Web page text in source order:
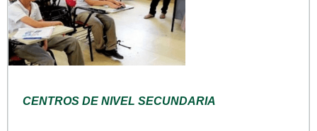
CENTROS DE NIVEL SECUNDARIA